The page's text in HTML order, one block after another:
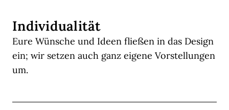
Individualität
Eure Wünsche und Ideen fließen in das Design
ein; wir setzen auch ganz eigene Vorstellungen
um.